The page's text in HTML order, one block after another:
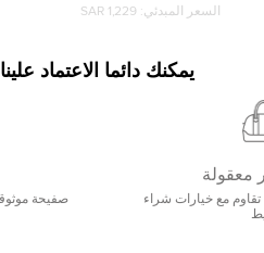
السعر المبدئي: 1,229 SAR
يمكنك دائما الاعتماد علينا
معقولة
مع خيارات شراء